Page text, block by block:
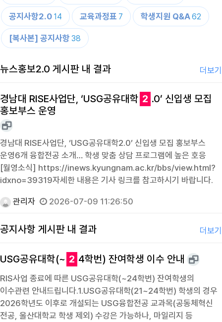
공지사항2.0 14 교육과정표 7 학생지원 Q&A62
[복사본] 공지사항 38
뉴스홍보2.0 게시판 내 결과 더보기
경남대 RISE사업단, ‘USG공유대학 2 .0’ 신입생 모집
홍보부스 운영
경남대 RISE사업단, ‘USG공유대학2.0’ 신입생 모집 홍보부스
운영6개 융합전공 소개… 학생 맞춤 상담 프로그램에 높은 호응
[월영소식] https://inews.kyungnam.ac.kr/bbs/view.html?
idxno=39319자세한 내용은 기사 링크를 참고하시기 바랍니다.
관리자 2026-07-09 11:26:50
공지사항 게시판 내 결과 더보기
USG공유대학(~ 2 4학번) 잔여학생 이수 안내
RIS사업 종료에 따른 USG공유대학(~24학번) 잔여학생의
이수관련 안내드립니다.1.USG공유대학(21~24학번) 학생의 경우
2026학년도 이후로 개설되는 USG융합전공 교과목(공동체혁신
전공, 울산대학교 학생 제외) 수강은 가능하나, 마일리지 등